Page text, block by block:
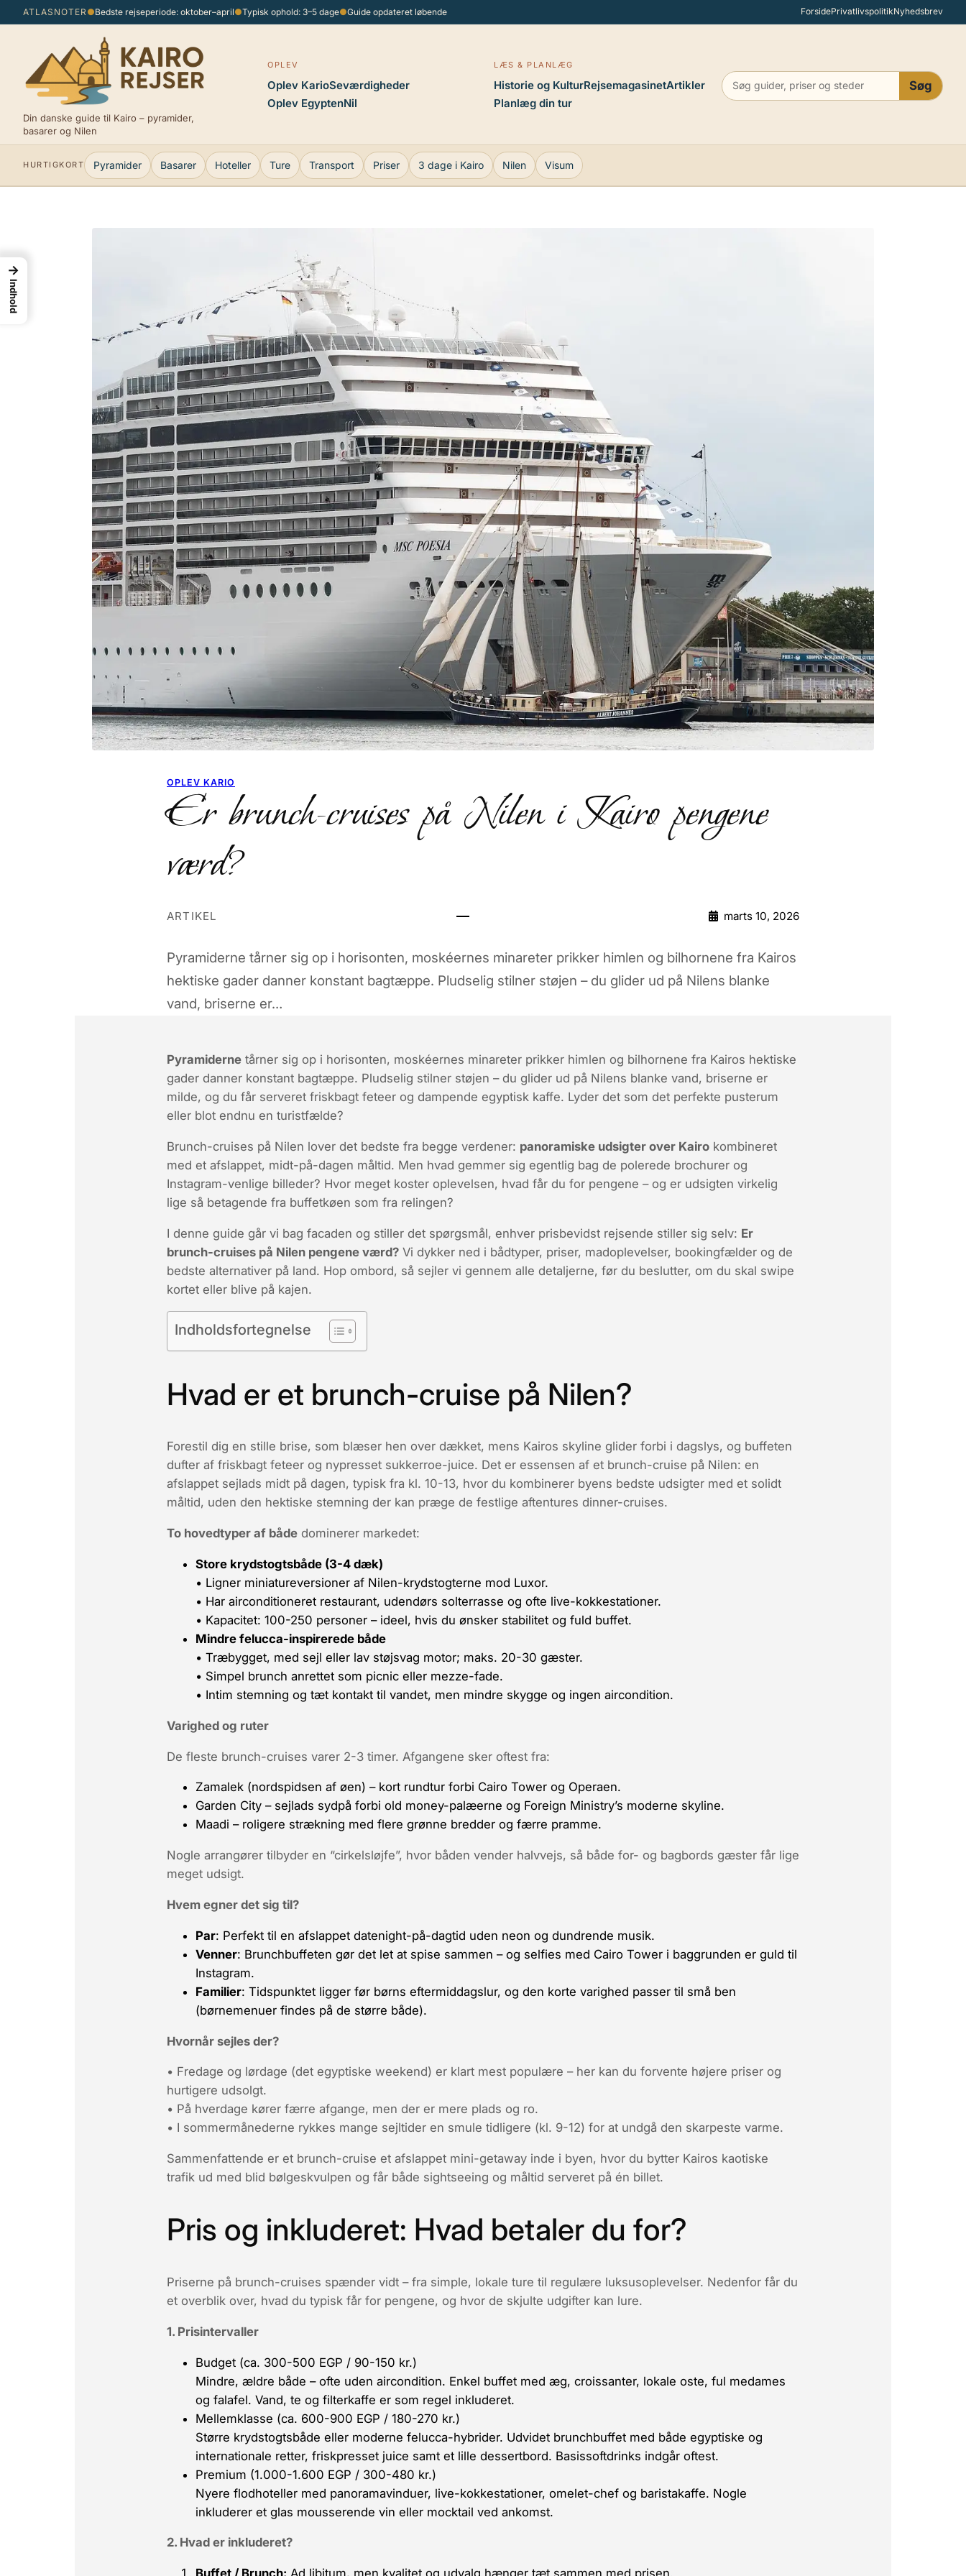
Spring
til
ATLASNOTER ●Bedste rejseperiode: oktober–april●Typisk ophold: 3–5 dage●Guide opdateret løbende ForsidePrivatlivspolitikNyhedsbrev
Din danske guide til Kairo – pyramider,
basarer og Nilen
OPLEV
Oplev KarioSeværdigheder
Oplev EgyptenNil
LÆS & PLANLÆG
Historie og KulturRejsemagasinetArtikler
Planlæg din tur
Søg
HURTIGKORT Pyramider Basarer Hoteller Ture Transport Priser 3 dage i Kairo Nilen Visum
OPLEV KARIO
Er brunch-cruises på Nilen i Kairo pengene
værd?
ARTIKEL marts 10, 2026
Pyramiderne tårner sig op i horisonten, moskéernes minareter prikker himlen og bilhornene fra Kairos
hektiske gader danner konstant bagtæppe. Pludselig stilner støjen – du glider ud på Nilens blanke
vand, briserne er…
Pyramiderne tårner sig op i horisonten, moskéernes minareter prikker himlen og bilhornene fra Kairos hektiske
gader danner konstant bagtæppe. Pludselig stilner støjen – du glider ud på Nilens blanke vand, briserne er
milde, og du får serveret friskbagt feteer og dampende egyptisk kaffe. Lyder det som det perfekte pusterum
eller blot endnu en turistfælde?
Brunch-cruises på Nilen lover det bedste fra begge verdener: panoramiske udsigter over Kairo kombineret
med et afslappet, midt-på-dagen måltid. Men hvad gemmer sig egentlig bag de polerede brochurer og
Instagram-venlige billeder? Hvor meget koster oplevelsen, hvad får du for pengene – og er udsigten virkelig
lige så betagende fra buffetkøen som fra relingen?
I denne guide går vi bag facaden og stiller det spørgsmål, enhver prisbevidst rejsende stiller sig selv: Er
brunch-cruises på Nilen pengene værd? Vi dykker ned i bådtyper, priser, madoplevelser, bookingfælder og de
bedste alternativer på land. Hop ombord, så sejler vi gennem alle detaljerne, før du beslutter, om du skal swipe
kortet eller blive på kajen.
Indholdsfortegnelse
Hvad er et brunch-cruise på Nilen?
Forestil dig en stille brise, som blæser hen over dækket, mens Kairos skyline glider forbi i dagslys, og buffeten
dufter af friskbagt feteer og nypresset sukkerroe-juice. Det er essensen af et brunch-cruise på Nilen: en
afslappet sejlads midt på dagen, typisk fra kl. 10-13, hvor du kombinerer byens bedste udsigter med et solidt
måltid, uden den hektiske stemning der kan præge de festlige aftentures dinner-cruises.
To hovedtyper af både dominerer markedet:
Store krydstogtsbåde (3-4 dæk)
• Ligner miniatureversioner af Nilen-krydstogterne mod Luxor.
• Har airconditioneret restaurant, udendørs solterrasse og ofte live-kokkestationer.
• Kapacitet: 100-250 personer – ideel, hvis du ønsker stabilitet og fuld buffet.
Mindre felucca-inspirerede både
• Træbygget, med sejl eller lav støjsvag motor; maks. 20-30 gæster.
• Simpel brunch anrettet som picnic eller mezze-fade.
• Intim stemning og tæt kontakt til vandet, men mindre skygge og ingen aircondition.
Varighed og ruter
De fleste brunch-cruises varer 2-3 timer. Afgangene sker oftest fra:
Zamalek (nordspidsen af øen) – kort rundtur forbi Cairo Tower og Operaen.
Garden City – sejlads sydpå forbi old money-palæerne og Foreign Ministry’s moderne skyline.
Maadi – roligere strækning med flere grønne bredder og færre pramme.
Nogle arrangører tilbyder en “cirkelsløjfe”, hvor båden vender halvvejs, så både for- og bagbords gæster får lige
meget udsigt.
Hvem egner det sig til?
Par: Perfekt til en afslappet datenight-på-dagtid uden neon og dundrende musik.
Venner: Brunchbuffeten gør det let at spise sammen – og selfies med Cairo Tower i baggrunden er guld til
Instagram.
Familier: Tidspunktet ligger før børns eftermiddagslur, og den korte varighed passer til små ben
(børnemenuer findes på de større både).
Hvornår sejles der?
• Fredage og lørdage (det egyptiske weekend) er klart mest populære – her kan du forvente højere priser og
hurtigere udsolgt.
• På hverdage kører færre afgange, men der er mere plads og ro.
• I sommermånederne rykkes mange sejltider en smule tidligere (kl. 9-12) for at undgå den skarpeste varme.
Sammenfattende er et brunch-cruise et afslappet mini-getaway inde i byen, hvor du bytter Kairos kaotiske
trafik ud med blid bølge­skvulpen og får både sightseeing og måltid serveret på én billet.
Pris og inkluderet: Hvad betaler du for?
Priserne på brunch-cruises spænder vidt – fra simple, lokale ture til regulære luksus­oplevelser. Nedenfor får du
et overblik over, hvad du typisk får for pengene, og hvor de skjulte udgifter kan lure.
1. Prisintervaller
Budget (ca. 300-500 EGP / 90-150 kr.)
Mindre, ældre både – ofte uden aircondition. Enkel buffet med æg, croissanter, lokale oste, ful medames
og falafel. Vand, te og filterkaffe er som regel inkluderet.
Mellemklasse (ca. 600-900 EGP / 180-270 kr.)
Større krydstogtsbåde eller moderne felucca-hybrider. Udvidet brunchbuffet med både egyptiske og
internationale retter, friskpresset juice samt et lille dessertbord. Basis­softdrinks indgår oftest.
Premium (1.000-1.600 EGP / 300-480 kr.)
Nyere flod­hoteller med panoramavinduer, live-kokkestationer, omelet-chef og barista­kaffe. Nogle
inkluderer et glas mousserende vin eller mocktail ved ankomst.
2. Hvad er inkluderet?
→
Indhold